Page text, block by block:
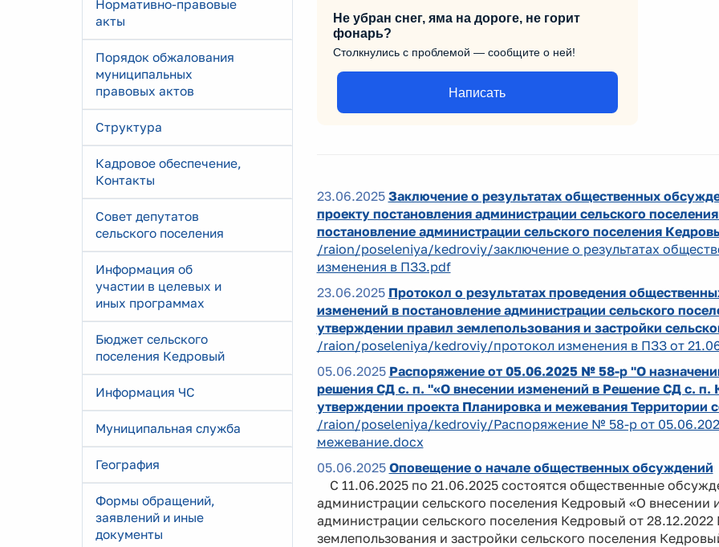
Нормативно-правовые
акты
Порядок обжалования
муниципальных
правовых актов
Структура
Кадровое обеспечение,
Контакты
Совет депутатов
сельского поселения
Информация об
участии в целевых и
иных программах
Бюджет сельского
поселения Кедровый
Информация ЧС
Муниципальная служба
География
Формы обращений,
заявлений и иные
документы
Не убран снег, яма на дороге, не горит
фонарь?
Столкнулись с проблемой — сообщите о ней!
Написать
23.06.2025 Заключение о результатах общественных
проекту постановления администрации сельского
постановление администрации сельского поселения
/raion/poseleniya/kedroviy/заключение о результатах
изменения в ПЗЗ.pdf
23.06.2025 Протокол о результатах проведения
изменений в постановление администрации сельского
утверждении правил землепользования и застройки
/raion/poseleniya/kedroviy/протокол изменения в ПЗЗ от
05.06.2025 Распоряжение от 05.06.2025 № 58-р "О
решения СД с. п. "«О внесении изменений в Решение СД с.
утверждении проекта Планировка и межевания Территории
/raion/poseleniya/kedroviy/Распоряжение № 58-р от
межевание.docx
05.06.2025 Оповещение о начале общественных обсуждений
С 11.06.2025 по 21.06.2025 состоятся общественные
администрации сельского поселения Кедровый «О внесении
администрации сельского поселения Кедровый от
землепользования и застройки сельского поселения